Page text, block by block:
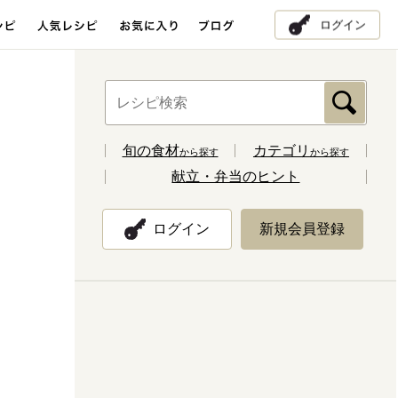
ログイン
旬の食材から探す カテゴリ から探す
献立・弁当のヒント
ログイン 新規会員登録